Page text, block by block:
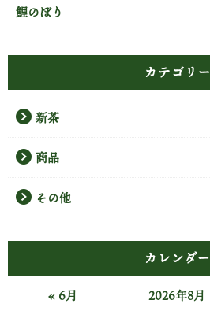
鯉のぼり
カテゴリー
新茶
商品
その他
カレンダー
2026年8月
« 6月